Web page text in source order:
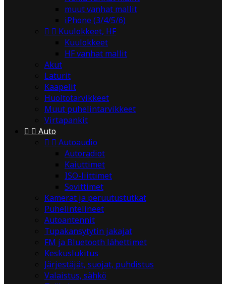
muut vanhat mallit
iPhone (3/4/5/6)
  Kuulokkeet, HF
Kuulokkeet
HF vanhat mallit
Akut
Laturit
Kaapelit
Huoltotarvikkeet
Muut puhelintarvikkeet
Virtapankit
  Auto
  Autoaudio
Autoradiot
Kaiuttimet
ISO-liittimet
Sovittimet
Kamerat ja peruutustutkat
Puhelintelineet
Autoantennit
Tupakansytytin jakajat
FM ja Bluetooth lähettimet
Keskuslukitus
Järjestäjät, suojat, puhdistus
Valaistus, sähkö